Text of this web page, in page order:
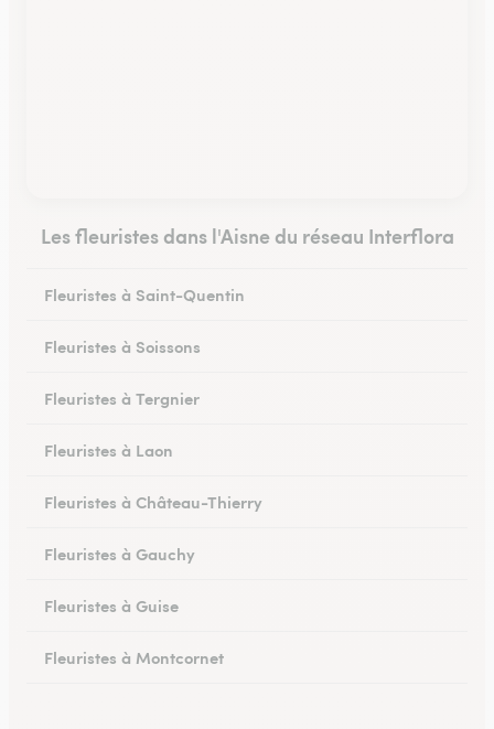
Les fleuristes dans l'Aisne du réseau Interflora
Fleuristes à Saint-Quentin
Fleuristes à Soissons
Fleuristes à Tergnier
Fleuristes à Laon
Fleuristes à Château-Thierry
Fleuristes à Gauchy
Fleuristes à Guise
Fleuristes à Montcornet